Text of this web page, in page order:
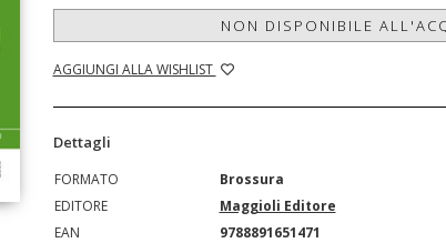
NON DISPONIBILE
AGGIUNGI ALLA WISHLIST
Dettagli
FORMATO
Brossura
EDITORE
Maggioli Editore
EAN
9788891651471